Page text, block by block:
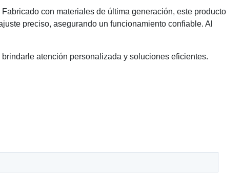
con materiales de última generación, este producto
preciso, asegurando un funcionamiento confiable. Al
atención personalizada y soluciones eficientes.